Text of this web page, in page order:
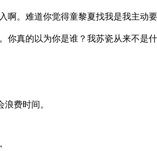
。难道你觉得童黎夏找我是我主动
真的以为你是谁？我苏瓷从来不是
费时间。